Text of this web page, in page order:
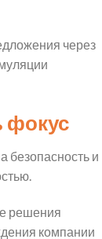
через
фокус
безопасность и
решения
компании